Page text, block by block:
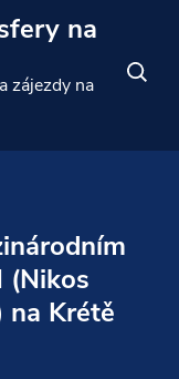
na
zájezdy na
(Nikos
Krétě